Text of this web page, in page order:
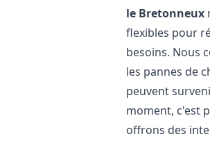
le Bretonneux
flexibles pour
besoins. Nous
les pannes de
peuvent
moment, c'est
offrons des